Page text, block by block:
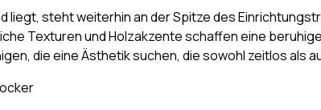
liegt, steht weiterhin an der Spitze des
Texturen und Holzakzente schaffen eine
die eine Ästhetik suchen, die sowohl zeitlos als